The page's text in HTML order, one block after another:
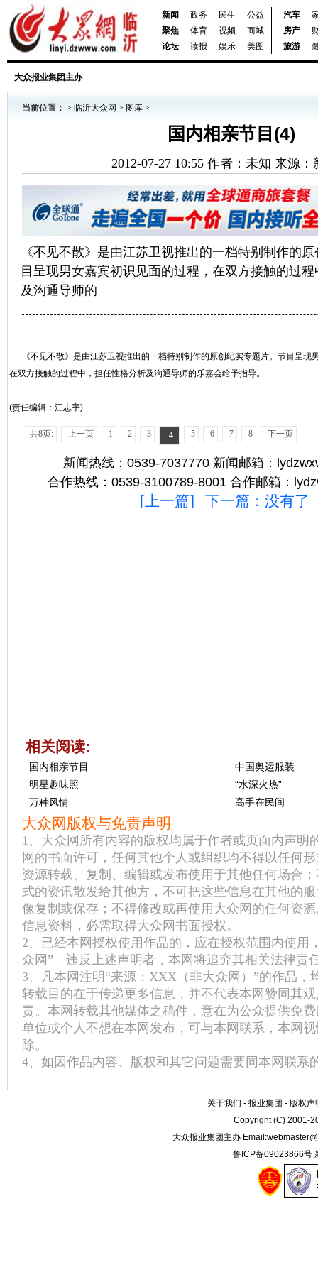
新闻 政务 民生
公益
聚焦
体育 视频
商城
论坛
读报 娱乐 美图
汽车
房产
旅游
大众报业集团主办
当前位置： > 临沂大众网 > 图库 >
国内相亲节目(4)
2012-07-27 10:55 作者：未知 来源
《不见不散》是由江苏卫视推出的一档特别制作的
目呈现男女嘉宾初识见面的过程，在双方接触的过
及沟通导师的
《不见不散》是由江苏卫视推出的一档特别制作的原创纪实专题片。节目呈现
在双方接触的过程中，担任性格分析及沟通导师的乐嘉会给予指导。
(责任编辑：江志宇)
共8页: 上一页 1 2 3 4 5 6 7 8 下一页
新闻热线：0539-7037770 新闻邮箱：
合作热线：0539-3100789-8001 合作邮箱：
[上一篇] 下一篇：没有了
相关阅读:
国内相亲节目
中国奥运服装
明星趣味照
“水深火热”
万种风情
高手在民间
大众网版权与免责声明
1、大众网所有内容的版权均属于作者或页面内声明
网的书面许可，任何其他个人或组织均不得以任何
资源转载、复制、编辑或发布使用于其他任何场合
式的资讯散发给其他方，不可把这些信息在其他的
像复制或保存；不得修改或再使用大众网的任何资
信息资料，必需取得大众网书面授权。
2、已经本网授权使用作品的，应在授权范围内使用
众网”。违反上述声明者，本网将追究其相关法律责
3、凡本网注明“来源：XXX（非大众网）”的作品，
转载目的在于传递更多信息，并不代表本网赞同其
责。本网转载其他媒体之稿件，意在为公众提供免
单位或个人不想在本网发布，可与本网联系，本网
除。
4、如因作品内容、版权和其它问题需要同本网联系
关于我们 - 报业集团 - 版权声
Copyright (C) 2001-
大众报业集团主办 Email:
鲁ICP备09023866号